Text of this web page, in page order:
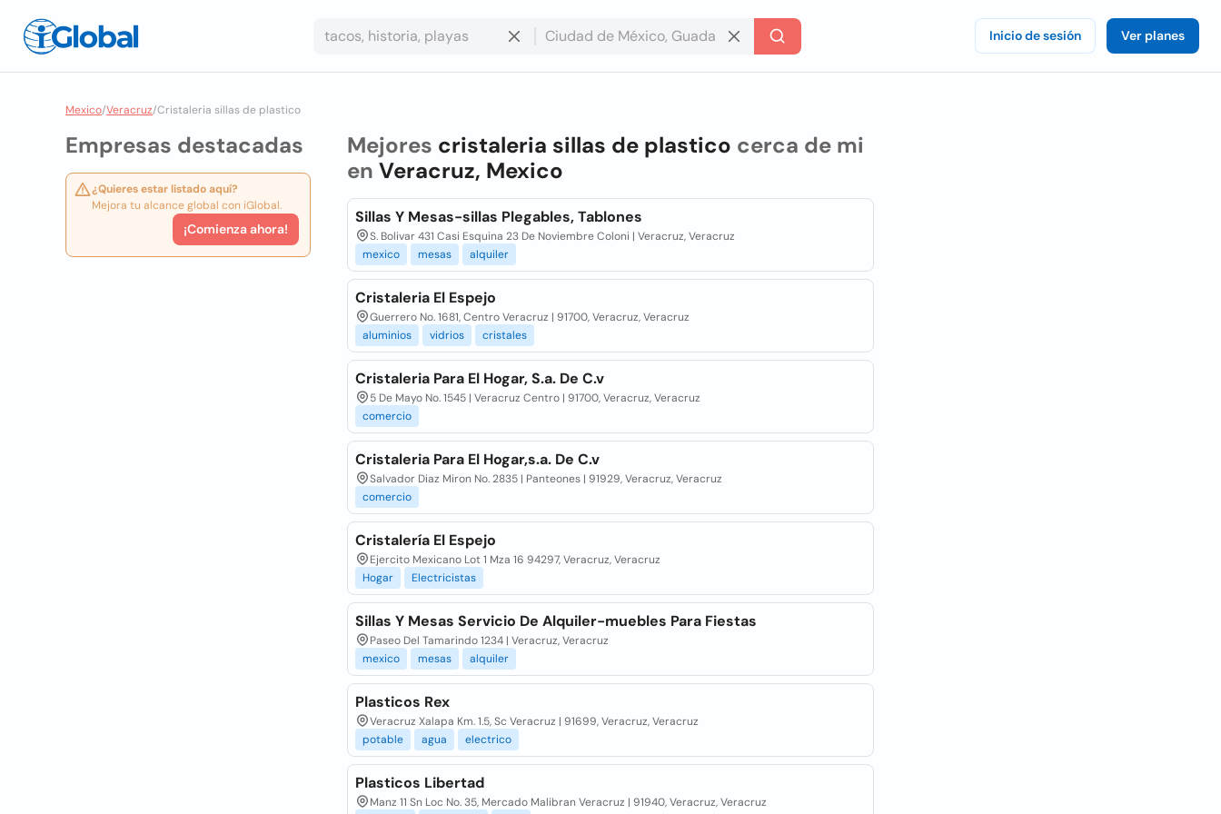
Inicio de sesión Ver planes
Mexico/Veracruz/Cristaleria sillas de plastico
Empresas destacadas
¿Quieres estar listado aquí?
Mejora tu alcance global con iGlobal.
¡Comienza ahora!
Mejores cristaleria sillas de plastico cerca de mi
en Veracruz, Mexico
Sillas Y Mesas-sillas Plegables, Tablones
S. Bolivar 431 Casi Esquina 23 De Noviembre Coloni | Veracruz, Veracruz
mexico
mesas alquiler
Cristaleria El Espejo
Guerrero No. 1681, Centro Veracruz | 91700, Veracruz, Veracruz
aluminios
vidrios cristales
Cristaleria Para El Hogar, S.a. De C.v
5 De Mayo No. 1545 | Veracruz Centro | 91700, Veracruz, Veracruz
comercio
Cristaleria Para El Hogar,s.a. De C.v
Salvador Diaz Miron No. 2835 | Panteones | 91929, Veracruz, Veracruz
comercio
Cristalería El Espejo
Ejercito Mexicano Lot 1 Mza 16 94297, Veracruz, Veracruz
Hogar
Electricistas
Sillas Y Mesas Servicio De Alquiler-muebles Para Fiestas
Paseo Del Tamarindo 1234 | Veracruz, Veracruz
mexico
mesas alquiler
Plasticos Rex
Veracruz Xalapa Km. 1.5, Sc Veracruz | 91699, Veracruz, Veracruz
potable
agua electrico
Plasticos Libertad
Manz 11 Sn Loc No. 35, Mercado Malibran Veracruz | 91940, Veracruz, Veracruz